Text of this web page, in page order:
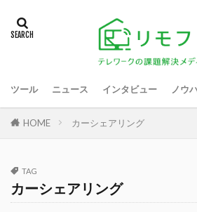
ツール ニュース インタビュー ノウ
HOME カーシェアリング
TAG
カーシェアリング